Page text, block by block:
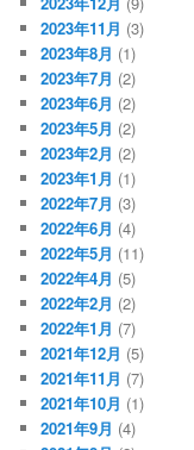
2023年11月 (3)
2023年8月 (1)
2023年7月 (2)
2023年6月 (2)
2023年5月 (2)
2023年2月 (2)
2023年1月 (1)
2022年7月 (3)
2022年6月 (4)
2022年5月 (11)
2022年4月 (5)
2022年2月 (2)
2022年1月 (7)
2021年12月 (5)
2021年11月 (7)
2021年10月 (1)
2021年9月 (4)